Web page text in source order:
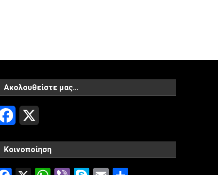
Ακολουθείστε μας…
Facebook
Κοινοποίηση